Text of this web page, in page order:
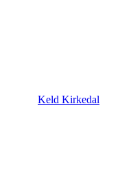
Keld Kirkedal